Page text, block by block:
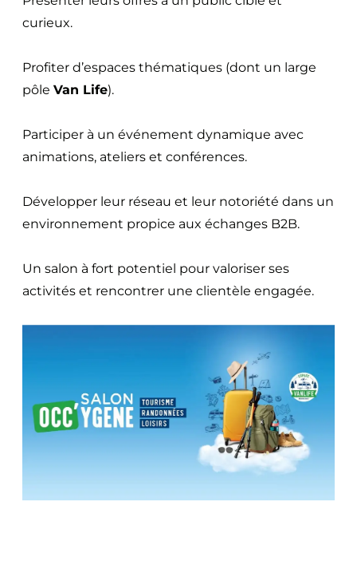
curieux.
Profiter d’espaces thématiques (dont un large
pôle Van Life).
Participer à un événement dynamique avec
animations, ateliers et conférences.
Développer leur réseau et leur notoriété dans un
environnement propice aux échanges B2B.
Un salon à fort potentiel pour valoriser ses
activités et rencontrer une clientèle engagée.